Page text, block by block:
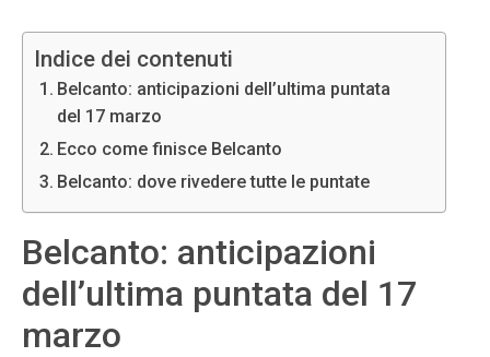
Indice dei contenuti
Belcanto: anticipazioni dell’ultima puntata
del 17 marzo
Ecco come finisce Belcanto
Belcanto: dove rivedere tutte le puntate
Belcanto: anticipazioni
dell’ultima puntata del 17
marzo